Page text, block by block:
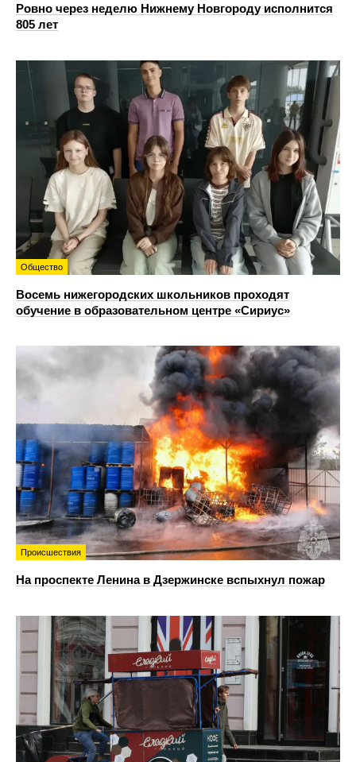
Ровно через неделю Нижнему Новгороду исполнится
805 лет
Общество
Восемь нижегородских школьников проходят
обучение в образовательном центре «Сириус»
Происшествия
На проспекте Ленина в Дзержинске вспыхнул пожар